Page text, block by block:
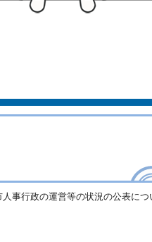
人事行政の運営等の状況の公表につ